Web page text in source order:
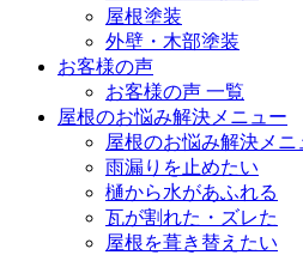
屋根塗装
外壁・木部塗装
お客様の声
お客様の声 一覧
屋根のお悩み解決メニュー
屋根のお悩み解決メニ
雨漏りを止めたい
樋から水があふれる
瓦が割れた・ズレた
屋根を葺き替えたい